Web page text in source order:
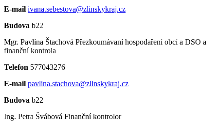
E-mail ivana.sebestova@zlinskykraj.cz
Budova b22
Mgr. Pavlína Štachová Přezkoumávaní hospodaření obcí a DSO a
finanční kontrola
Telefon 577043276
E-mail pavlina.stachova@zlinskykraj.cz
Budova b22
Ing. Petra Švábová Finanční kontrolor